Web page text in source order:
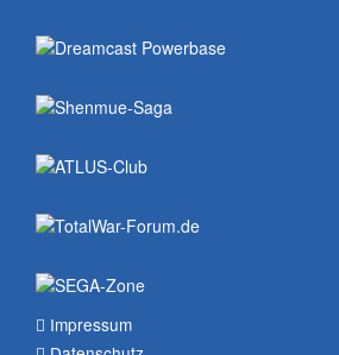
Impressum